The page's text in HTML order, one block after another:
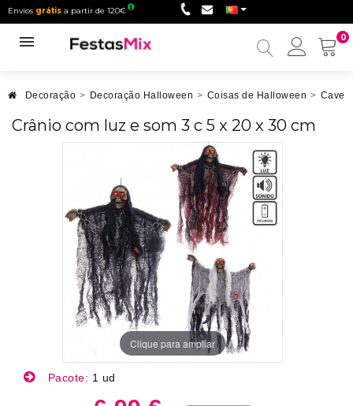
Envios grátis a partir de 120€
0
Minha
Decoração > Decoração Halloween > Coisas de Halloween >
Crânio com luz e som 3 c 5 x 20 x 30 cm
Clique para ampliar
Pacote: 1 ud